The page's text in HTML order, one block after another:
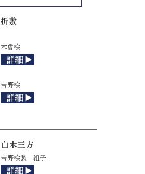
折敷
木曾桧
吉野桧
白木三方
吉野桧製 組子